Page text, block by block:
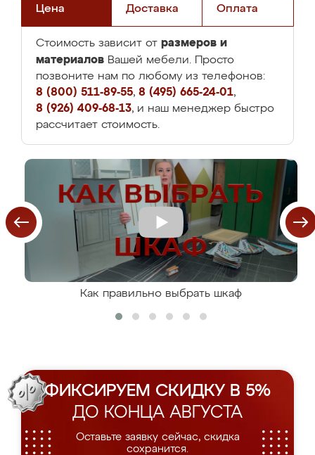
Цена Доставка Оплата
Стоимость зависит от размеров и
материалов Вашей мебели. Просто
позвоните нам по любому из телефонов:
8 (800) 511-89-55, 8 (495) 665-24-01,
8 (926) 409-68-13, и наш менеджер быстро
рассчитает стоимость.
Как правильно выбрать шкаф
ФИКСИРУЕМ СКИДКУ В 5%
ДО КОНЦА АВГУСТА
Оставьте заявку сейчас, скидка
сохранится.